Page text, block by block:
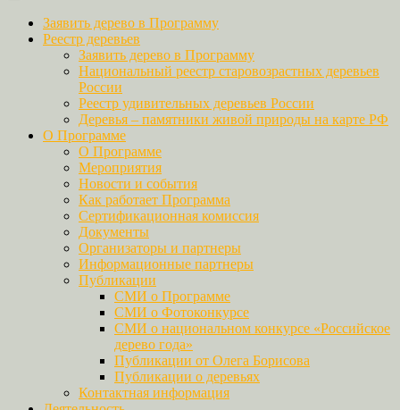
Заявить дерево в Программу
Реестр деревьев
Заявить дерево в Программу
Национальный реестр старовозрастных деревьев
России
Реестр удивительных деревьев России
Деревья – памятники живой природы на карте РФ
О Программе
О Программе
Мероприятия
Новости и события
Как работает Программа
Сертификационная комиссия
Документы
Организаторы и партнеры
Информационные партнеры
Публикации
СМИ о Программе
СМИ о Фотоконкурсе
СМИ о национальном конкурсе «Российское
дерево года»
Публикации от Олега Борисова
Публикации о деревьях
Контактная информация